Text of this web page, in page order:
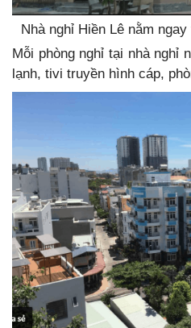
Nhà nghỉ Hiền Lê nằm
Mỗi phòng nghỉ tại nhà nghỉ
lạnh, tivi truyền hình cáp,